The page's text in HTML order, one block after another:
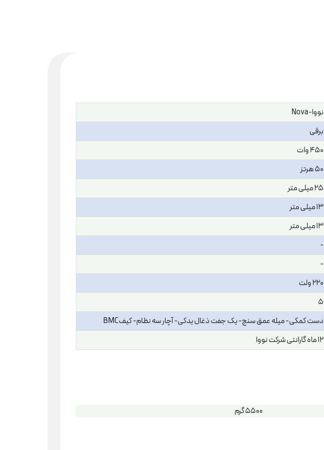
نووا-Nova
برقی
450 وات
50 هرتز
25 میلی متر
13 میلی متر
13 میلی متر
-
-
220 ولت
5
دست کمکی- میله عمق سنج- یک جفت ذغال یدکی- آچار سه نظام- کیفBMC
12 ماه گارانتی شرکت نووا
5500 گرم